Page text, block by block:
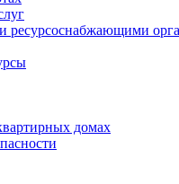
ресурсоснабжающими
домах